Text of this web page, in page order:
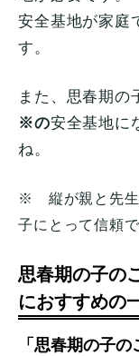
安全基地が家庭
す。
また、思春期の
※の安全基地に
ね。
※ 縦が親と先生
子にとって信頼
思春期の子の
におすすめの
「思春期の子